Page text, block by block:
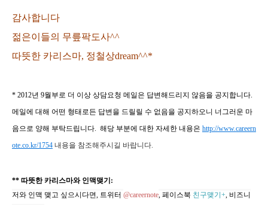
감사합니다
젊은이들의 무릎팍도사^^
따뜻한 카리스마, 정철상dream^^*
* 2012년 9월부로 더 이상 상담요청 메일은 답변해드리지 않음을 공지합니다.
메일에 대해 어떤 형태로든 답변을 드릴릴 수 없음을 공지하오니 너그러운 마
음으로 양해 부탁드립니다. 해당 부분에 대한 자세한 내용은 http://www.careern
ote.co.kr/1754 내용을 참조해주시길 바랍니다.
** 따뜻한 카리스마와 인맥맺기:
저와 인맥 맺고 싶으시다면, 트위터 @careernote, 페이스북 친구맺기+, 비즈니